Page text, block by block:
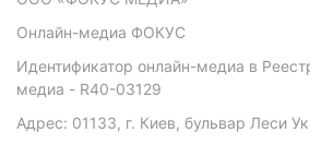
Онлайн-медиа ФОКУС
Идентификатор онлайн-медиа в
медиа - R40-03129
Адрес: 01133, г. Киев, бульвар Леси